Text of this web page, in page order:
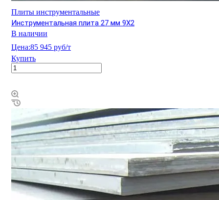
Плиты инструментальные
Инструментальная плита 27 мм 9Х2
В наличии
Цена:85 945 руб/т
Купить